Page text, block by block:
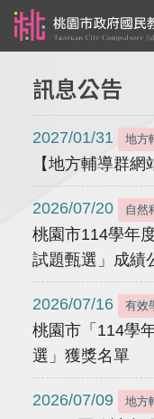
訊息公告
2027/01/31 地方
【地方輔導群網
2026/07/20 自然
桃園市114學年
試題甄選」成績
2026/07/16 有效
桃園市「114學
選」獲獎名單
2026/07/09 地方